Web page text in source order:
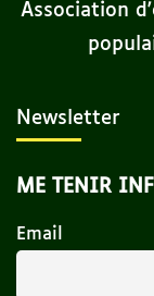
Association
Newsletter
ME TENIR
Email